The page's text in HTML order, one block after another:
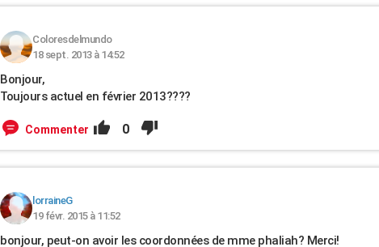
Coloresdelmundo
18 sept. 2013 à 14:52
Bonjour,
Toujours actuel en février 2013????
Commenter 0
lorraineG
19 févr. 2015 à 11:52
bonjour, peut-on avoir les coordonnées de mme phaliah? Merci!